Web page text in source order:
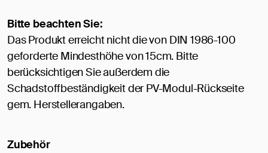
Bitte beachten Sie:
Das Produkt erreicht nicht die von DIN 1986-100
geforderte Mindesthöhe von 15cm. Bitte
berücksichtigen Sie außerdem die
Schadstoffbeständigkeit der PV-Modul-Rückseite
gem. Herstellerangaben.
Zubehör